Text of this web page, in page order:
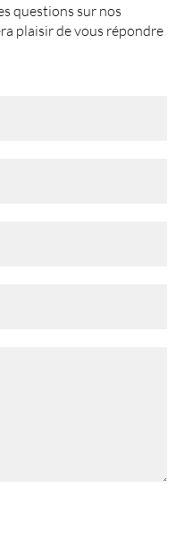
questions sur nos
plaisir de vous répondre